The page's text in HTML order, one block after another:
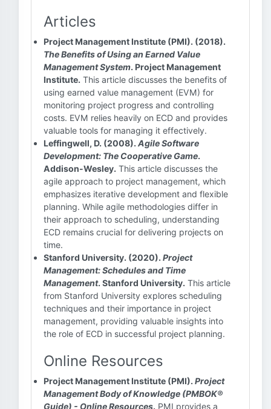
Articles
Project Management Institute (PMI). (2018).
The Benefits of Using an Earned Value
Management System. Project Management
Institute. This article discusses the benefits of
using earned value management (EVM) for
monitoring project progress and controlling
costs. EVM relies heavily on ECD and provides
valuable tools for managing it effectively.
Leffingwell, D. (2008). Agile Software
Development: The Cooperative Game.
Addison-Wesley. This article discusses the
agile approach to project management, which
emphasizes iterative development and flexible
planning. While agile methodologies differ in
their approach to scheduling, understanding
ECD remains crucial for delivering projects on
time.
Stanford University. (2020). Project
Management: Schedules and Time
Management. Stanford University. This article
from Stanford University explores scheduling
techniques and their importance in project
management, providing valuable insights into
the role of ECD in successful project planning.
Online Resources
Project Management Institute (PMI). Project
Management Body of Knowledge (PMBOK®
Guide) - Online Resources. PMI provides a